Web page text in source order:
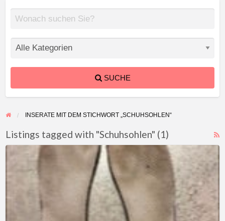
SUCHE
INSERATE MIT DEM STICHWORT „SCHUHSOHLEN“
Listings tagged with "Schuhsohlen" (1)
Stinkende